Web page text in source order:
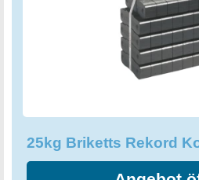
Komfort und die Wärme in Ihrem